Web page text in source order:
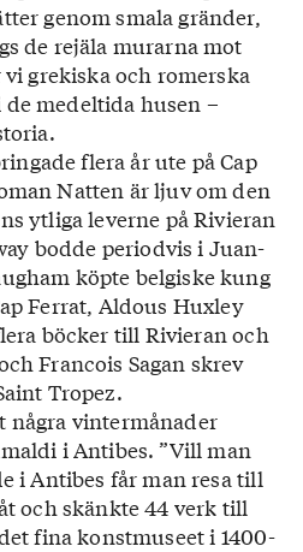
genom smala gränder,
de rejäla murarna mot
grekiska och romerska
medeltida husen –
flera år ute på Cap
Natten är ljuv om den
ytliga leverne på Rivieran
bodde periodvis i Juan-
köpte belgiske kung
Ferrat, Aldous Huxley
böcker till Rivieran och
Francois Sagan skrev
Tropez.
några vintermånader
i Antibes. ”Vill man
i Antibes får man resa till
och skänkte 44 verk till
fina konstmuseet i 1400-